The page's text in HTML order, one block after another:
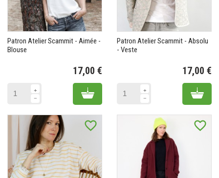
Patron Atelier Scammit - Aimée -
Blouse
17,00 €
Add to cart
Patron Atelier Scammit - Absolu
- Veste
17,00 €
Add
favorite_border favorite_border